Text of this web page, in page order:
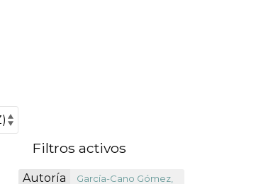
Filtros activos
Autoría García-Cano Gómez,